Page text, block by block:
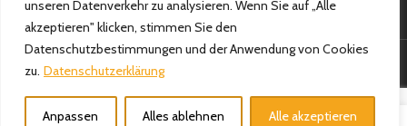
unseren Datenverkehr zu analysieren. Wenn Sie auf „Alle
akzeptieren" klicken, stimmen Sie den
Datenschutzbestimmungen und der Anwendung von Cookies
zu. Datenschutzerklärung
Anpassen Alles ablehnen Alle akzeptieren
Ulusoy Teppiche & Haushaltswaren